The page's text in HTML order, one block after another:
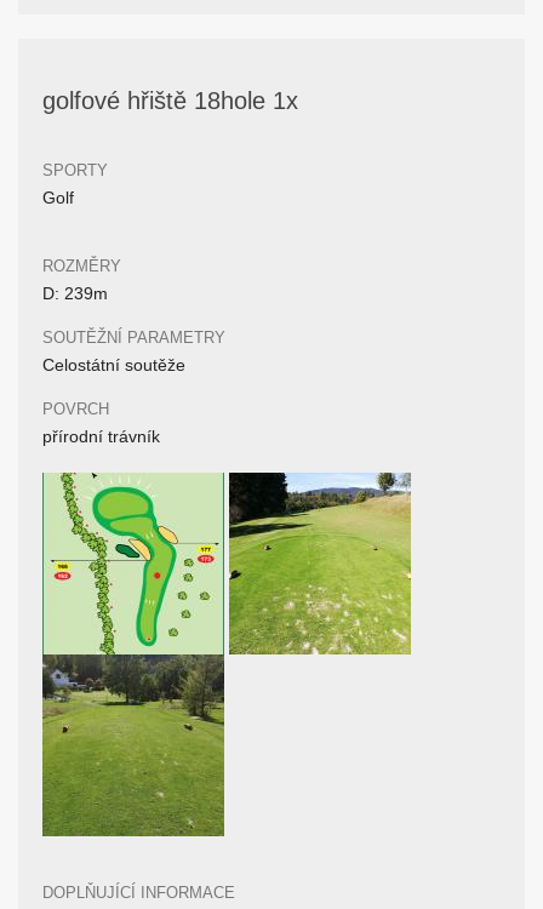
golfové hřiště 18hole 1x
SPORTY
Golf
ROZMĚRY
D: 239m
SOUTĚŽNÍ PARAMETRY
Celostátní soutěže
POVRCH
přírodní trávník
DOPLŇUJÍCÍ INFORMACE